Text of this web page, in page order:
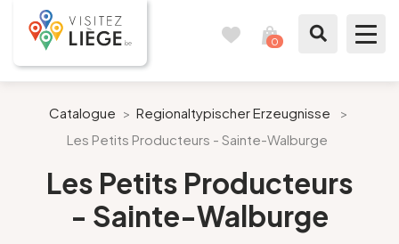
0
Wie ein Bürger von Lüttich
Meinen Aufenthalt vorbereiten
Catalogue > Regionaltypischer Erzeugnisse
>
Les Petits Producteurs - Sainte-Walburge
Les Petits Producteurs
- Sainte-Walburge